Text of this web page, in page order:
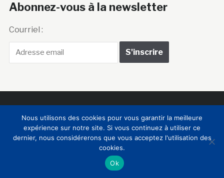
Abonnez-vous à la newsletter
Courriel :
Club Innovation &
Culture CLIC France
LE CLUB
CONTACTS
Nous utilisons des cookies pour vous garantir la meilleure
expérience sur notre site. Si vous continuez à utiliser ce
dernier, nous considérerons que vous acceptez l'utilisation des
cookies.
Ok